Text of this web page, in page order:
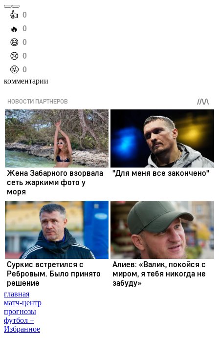
️👍 0
️🔥 0
️😄 0
️😢 0
️🤬 0
комментарии
главная
матч-центр
прогнозы
футбол +
Избранное